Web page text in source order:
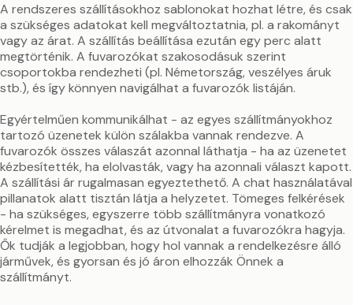
A rendszeres szállításokhoz sablonokat hozhat létre, és csak
a szükséges adatokat kell megváltoztatnia, pl. a rakományt
vagy az árat. A szállítás beállítása ezután egy perc alatt
megtörténik. A fuvarozókat szakosodásuk szerint
csoportokba rendezheti (pl. Németország, veszélyes áruk
stb.), és így könnyen navigálhat a fuvarozók listáján.
Egyértelműen kommunikálhat - az egyes szállítmányokhoz
tartozó üzenetek külön szálakba vannak rendezve. A
fuvarozók összes válaszát azonnal láthatja - ha az üzenetet
kézbesítették, ha elolvasták, vagy ha azonnali választ kapott.
A szállítási ár rugalmasan egyeztethető. A chat használatával
pillanatok alatt tisztán látja a helyzetet. Tömeges felkérések
- ha szükséges, egyszerre több szállítmányra vonatkozó
kérelmet is megadhat, és az útvonalat a fuvarozókra hagyja.
Ők tudják a legjobban, hogy hol vannak a rendelkezésre álló
járművek, és gyorsan és jó áron elhozzák Önnek a
szállítmányt.